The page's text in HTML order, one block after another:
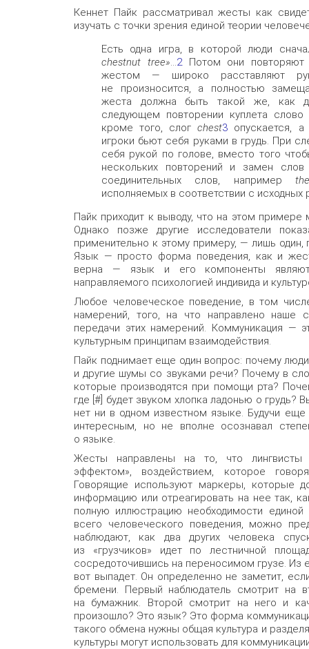
Кеннет Пайк рассматривал жесты как
изучать с точки зрения единой теории
Есть одна игра, в которой люди
chestnut tree»...2Потом они
жестом — широко расставляют
не произносится, а полностью
жеста должна быть такой же, как
следующем повторении куплета слово
кроме того, слогchest3 опускается,
игроки бьют себя руками в грудь. При
себя рукой по голове, вместо того
нескольких повторений и замен
соединительных слов, например the
исполняемых в соответствии с
Пайк приходит к выводу, что на этом
Однако позже другие исследователи
применительно к этому примеру, — лишь
Язык — просто форма поведения, как и
верна — язык и его компоненты
направляемого психологией индивида и
Любое человеческое поведение, в том
намерений, того, на что направлено наше
передачи этих намерений. Коммуникация —
культурным принципам взаимодействия.
Пайк поднимает еще один вопрос: почему
и другие шумы со звуками речи? Почему в
которые производятся при помощи рта?
где [#] будет звуком хлопка ладонью о грудь?
нет ни в одном известном языке. Будучи еще
интересным, но не вполне осознавал
о языке.
Жесты направлены на то, что
эффектом», воздействием, которое
Говорящие используют маркеры, которые
информацию или отреагировать на нее так,
полную иллюстрацию необходимости
всего человеческого поведения, можно
наблюдают, как два других человека
из «грузчиков» идет по лестничной
сосредоточившись на переносимом грузе. Из
вот выпадет. Он определенно не заметит,
бремени. Первый наблюдатель смотрит на
на бумажник. Второй смотрит на него и
произошло? Это язык? Это форма
такого обмена нужны общая культура и
культуры могут использовать для